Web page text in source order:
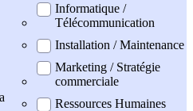
Informatique /
Télécommunication
Installation / Maintenance
Marketing / Stratégie
commerciale
Ressources Humaines